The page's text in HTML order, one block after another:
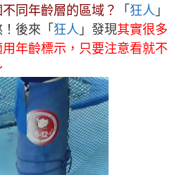
同年齡層的區域？
「狂人 」
後來「狂人 」發現其實很多
年齡標示，只要注意看就不